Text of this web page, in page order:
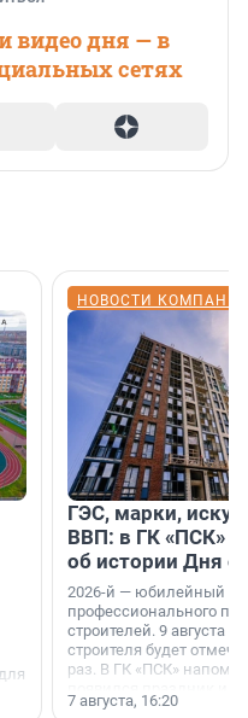
видео дня — в
сетях
НОВОСТИ
ГЭС, марки,
ВВП: в ГК «ПСК»
об истории Дня
2026-й — юбилейный
профессионального
строителей. 9 августа
строителя будет
раз. В ГК «ПСК»
поменялась роль
7 августа, 16:20